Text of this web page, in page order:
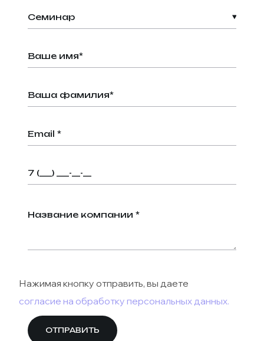
Нажимая кнопку отправить, вы даете
согласие на обработку персональных данных.